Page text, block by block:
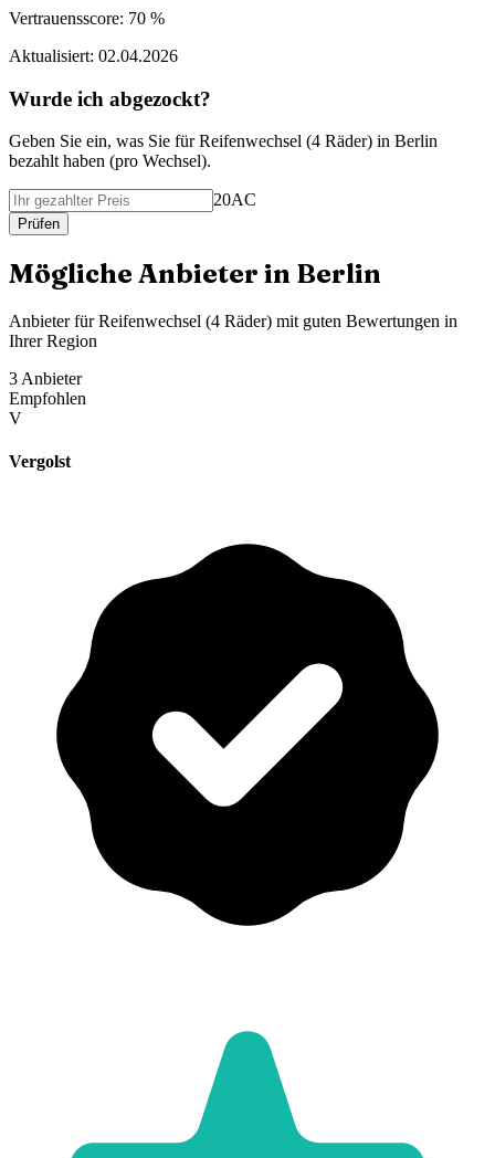
Vertrauensscore: 70 %
Aktualisiert: 02.04.2026
Wurde ich abgezockt?
Geben Sie ein, was Sie fürReifenwechsel (4 Räder) in Berlin
bezahlt haben (pro Wechsel).
20AC
Prüfen
Mögliche Anbieter in Berlin
Anbieter fürReifenwechsel (4 Räder) mit guten Bewertungen in
Ihrer Region
3 Anbieter
Empfohlen
V
Vergolst